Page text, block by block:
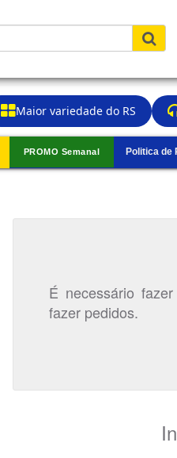
Maior variedade do RS
PROMO Semanal Politica de
É necessário
fazer pedidos.